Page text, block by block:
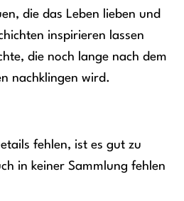
die das Leben lieben und
inspirieren lassen
die noch lange nach dem
nachklingen wird.
fehlen, ist es gut zu
in keiner Sammlung fehlen